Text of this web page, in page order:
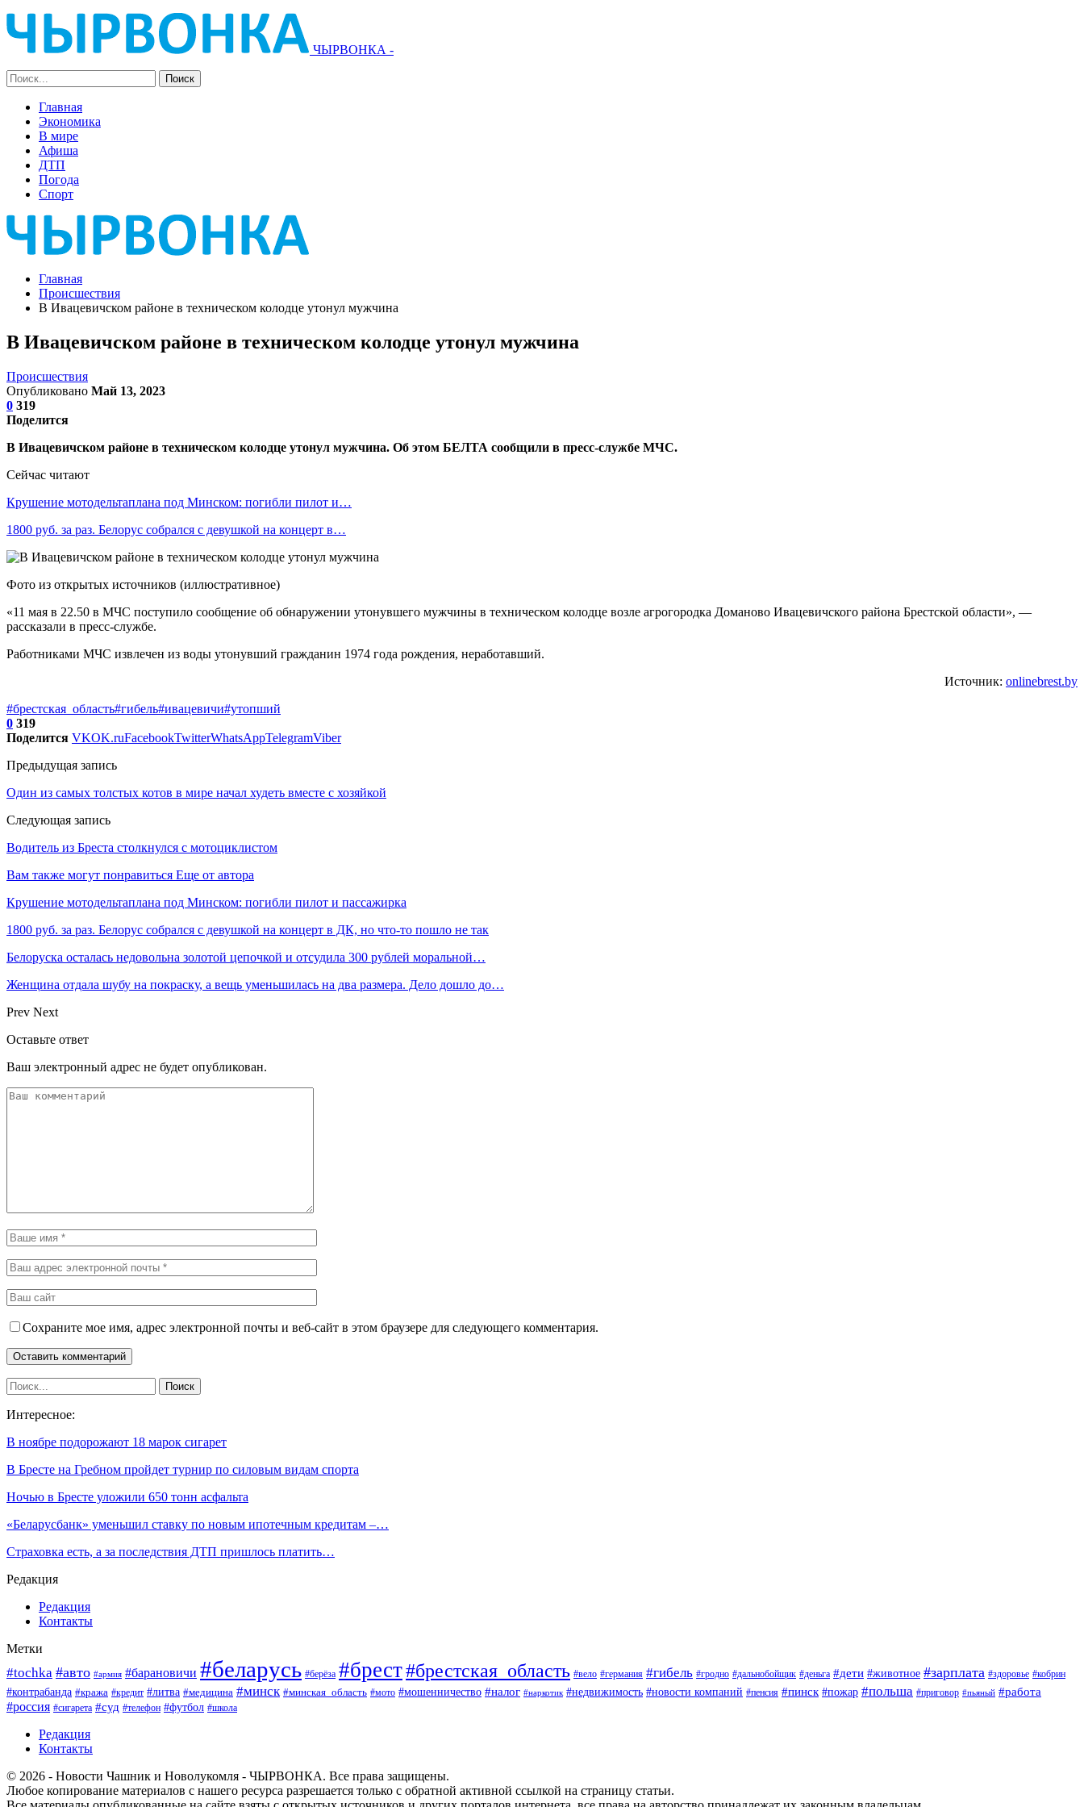
ЧЫРВОНКА -
Главная
Экономика
В мире
Афиша
ДТП
Погода
Спорт
Главная
Происшествия
В Ивацевичском районе в техническом колодце утонул мужчина
В Ивацевичском районе в техническом колодце утонул мужчина
Происшествия
Опубликовано Май 13, 2023
0 319
Поделится
В Ивацевичском районе в техническом колодце утонул мужчина. Об этом БЕЛТА сообщили в пресс-службе МЧС.
Сейчас читают
Крушение мотодельтаплана под Минском: погибли пилот и…
1800 руб. за раз. Белорус собрался с девушкой на концерт в…
Фото из открытых источников (иллюстративное)
«11 мая в 22.50 в МЧС поступило сообщение об обнаружении утонувшего мужчины в техническом колодце возле агрогородка Доманово Ивацевичского района Брестской области», —
рассказали в пресс-службе.
Работниками МЧС извлечен из воды утонувший гражданин 1974 года рождения, неработавший.
Источник: onlinebrest.by
#брестская_область#гибель#ивацевичи#утопший
0 319
Поделится VKOK.ruFacebookTwitterWhatsAppTelegramViber
Предыдущая запись
Один из самых толстых котов в мире начал худеть вместе с хозяйкой
Следующая запись
Водитель из Бреста столкнулся с мотоциклистом
Вам также могут понравиться Еще от автора
Крушение мотодельтаплана под Минском: погибли пилот и пассажирка
1800 руб. за раз. Белорус собрался с девушкой на концерт в ДК, но что-то пошло не так
Белоруска осталась недовольна золотой цепочкой и отсудила 300 рублей моральной…
Женщина отдала шубу на покраску, а вещь уменьшилась на два размера. Дело дошло до…
Prev Next
Оставьте ответ
Ваш электронный адрес не будет опубликован.
Сохраните мое имя, адрес электронной почты и веб-сайт в этом браузере для следующего комментария.
Интересное:
В ноябре подорожают 18 марок сигарет
В Бресте на Гребном пройдет турнир по силовым видам спорта
Ночью в Бресте уложили 650 тонн асфальта
«Беларусбанк» уменьшил ставку по новым ипотечным кредитам –…
Страховка есть, а за последствия ДТП пришлось платить…
Редакция
Редакция
Контакты
Метки
#tochka #авто #армия #барановичи #беларусь #берёза #брест#брестская_область #вело #германия #гибель #гродно #дальнобойщик #деньга #дети #животное #зарплата #здоровье #кобрин
#контрабанда #кража #кредит #литва #медицина #минск #минская_область #мото #мошенничество #налог #наркотик #недвижимость #новости компаний #пенсия #пинск #пожар #польша #приговор #пьяный #работа
#россия #сигарета #суд #телефон #футбол #школа
Редакция
Контакты
© 2026 - Новости Чашник и Новолукомля - ЧЫРВОНКА. Все права защищены.
Любое копирование материалов с нашего ресурса разрешается только с обратной активной ссылкой на страницу статьи.